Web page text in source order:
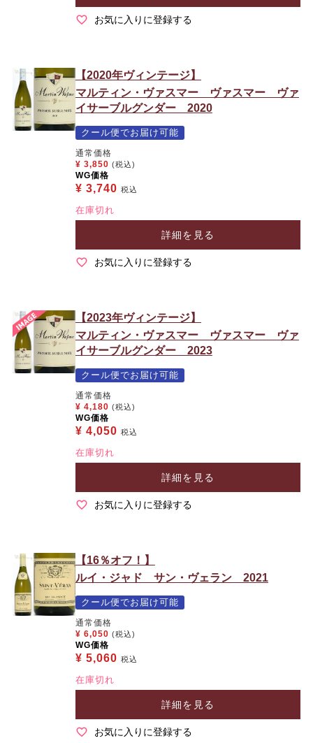
お気に入りに登録する
【2020年ヴィンテージ】
マルティン・ヴァスマー ヴァスマー ヴァ
イサーブルグンダー 2020
クール便でお届け可能
通常価格
¥ 3,850 (税込)
WG価格
¥ 3,740 税込
在庫切れ
詳細を見る
お気に入りに登録する
【2023年ヴィンテージ】
マルティン・ヴァスマー ヴァスマー ヴァ
イサーブルグンダー 2023
クール便でお届け可能
通常価格
¥ 4,180 (税込)
WG価格
¥ 4,050 税込
在庫切れ
詳細を見る
お気に入りに登録する
【16％オフ！】
ルイ・ジャド サン・ヴェラン 2021
クール便でお届け可能
通常価格
¥ 6,050 (税込)
WG価格
¥ 5,060 税込
在庫切れ
詳細を見る
お気に入りに登録する